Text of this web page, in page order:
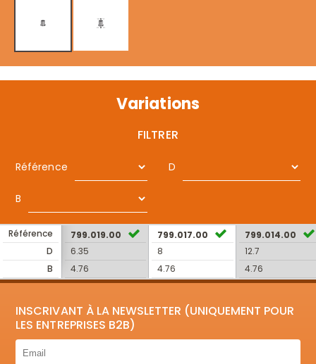
Variations
FILTRER
Référence D
B
Référence
D
B
799.019.00
6.35
4.76
799.017.00
8
4.76
799.014.00
12.7
4.76
INSCRIVANT À LA NEWSLETTER (UNIQUEMENT POUR
LES ENTREPRISES B2B)